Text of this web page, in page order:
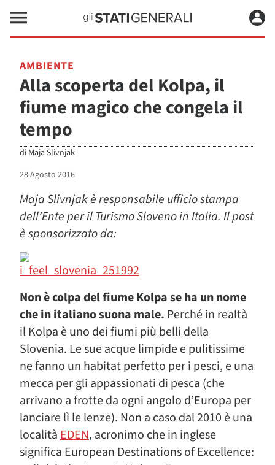
AMBIENTE
Alla scoperta del Kolpa, il
fiume magico che congela il
tempo
di Maja Slivnjak
28 Agosto 2016
Maja Slivnjak è responsabile ufficio stampa
dell’Ente per il Turismo Sloveno in Italia. Il post
è sponsorizzato da:
Non è colpa del fiume Kolpa se ha un nome
che in italiano suona male. Perché in realtà
il Kolpa è uno dei fiumi più belli della
Slovenia. Le sue acque limpide e pulitissime
ne fanno un habitat perfetto per i pesci, e una
mecca per gli appassionati di pesca (che
arrivano a frotte da ogni angolo d’Europa per
lanciare lì le lenze). Non a caso dal 2010 è una
localitàEDEN, acronimo che in inglese
significa European Destinations of Excellence: